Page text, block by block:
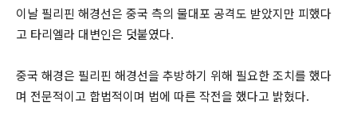
이날 필리핀 해경선은 중국 측의 물대포 공격도 받았지만 피했다
고 타리엘라 대변인은 덧붙였다.
중국 해경은 필리핀 해경선을 추방하기 위해 필요한 조치를 했다
며 전문적이고 합법적이며 법에 따른 작전을 했다고 밝혔다.